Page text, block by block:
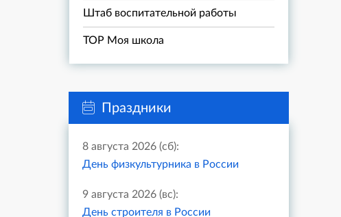
Штаб воспитательной работы
ТОР Моя школа
Праздники
8 августа 2026 (сб):
День физкультурника в России
9 августа 2026 (вс):
День строителя в России